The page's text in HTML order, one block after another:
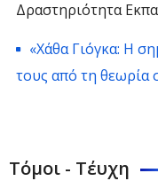
Δραστηριότητα
«Χάθα Γιόγκα: Η
τους από τη θεωρία
Τόμοι - Τέυχη